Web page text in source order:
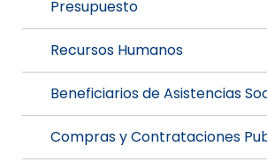
Presupuesto
Recursos Humanos
Beneficiarios de Asistencias
Compras y Contrataciones